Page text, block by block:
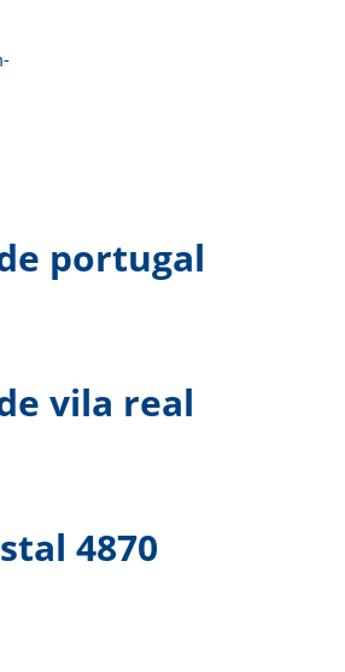
portugal
vila real
4870